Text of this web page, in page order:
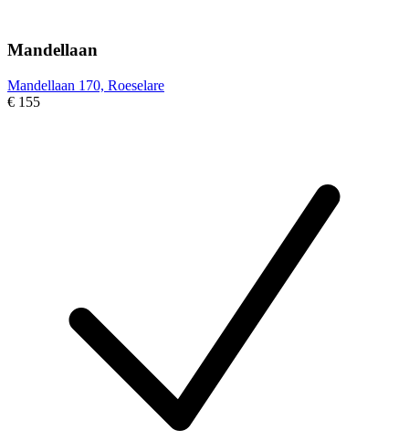
Mandellaan
Mandellaan 170, Roeselare
€ 155